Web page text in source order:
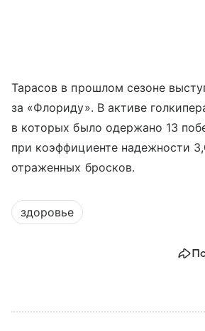
Тарасов в прошлом сезоне
за «Флориду». В активе
в которых было одержано 13
при коэффициенте надежности
отраженных бросков.
здоровье